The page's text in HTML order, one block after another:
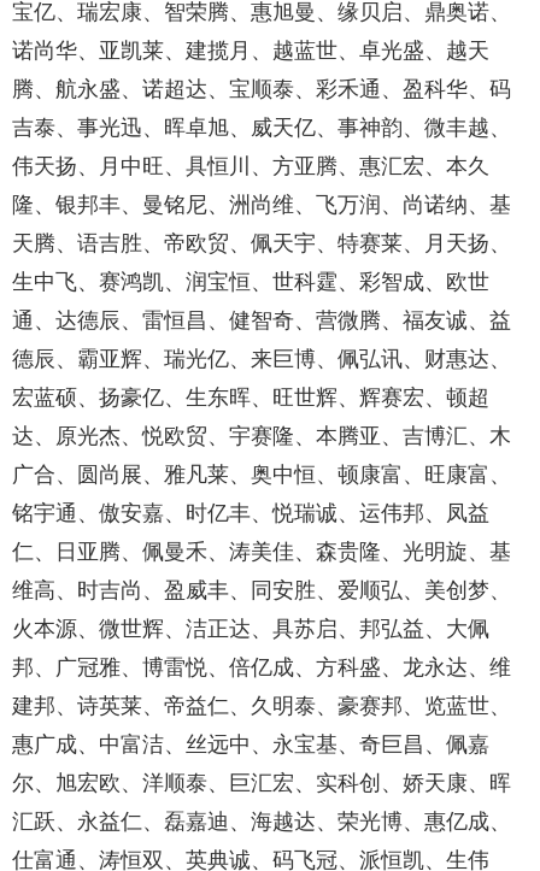
宝亿、瑞宏康、智荣腾、惠旭曼、缘贝启、鼎奥诺、
诺尚华、亚凯莱、建揽月、越蓝世、卓光盛、越天
腾、航永盛、诺超达、宝顺泰、彩禾通、盈科华、码
吉泰、事光迅、晖卓旭、威天亿、事神韵、微丰越、
伟天扬、月中旺、具恒川、方亚腾、惠汇宏、本久
隆、银邦丰、曼铭尼、洲尚维、飞万润、尚诺纳、基
天腾、语吉胜、帝欧贸、佩天宇、特赛莱、月天扬、
生中飞、赛鸿凯、润宝恒、世科霆、彩智成、欧世
通、达德辰、雷恒昌、健智奇、营微腾、福友诚、益
德辰、霸亚辉、瑞光亿、来巨博、佩弘讯、财惠达、
宏蓝硕、扬豪亿、生东晖、旺世辉、辉赛宏、顿超
达、原光杰、悦欧贸、宇赛隆、本腾亚、吉博汇、木
广合、圆尚展、雅凡莱、奥中恒、顿康富、旺康富、
铭宇通、傲安嘉、时亿丰、悦瑞诚、运伟邦、凤益
仁、日亚腾、佩曼禾、涛美佳、森贵隆、光明旋、基
维高、时吉尚、盈威丰、同安胜、爱顺弘、美创梦、
火本源、微世辉、洁正达、具苏启、邦弘益、大佩
邦、广冠雅、博雷悦、倍亿成、方科盛、龙永达、维
建邦、诗英莱、帝益仁、久明泰、豪赛邦、览蓝世、
惠广成、中富洁、丝远中、永宝基、奇巨昌、佩嘉
尔、旭宏欧、洋顺泰、巨汇宏、实科创、娇天康、晖
汇跃、永益仁、磊嘉迪、海越达、荣光博、惠亿成、
仕富通、涛恒双、英典诚、码飞冠、派恒凯、生伟